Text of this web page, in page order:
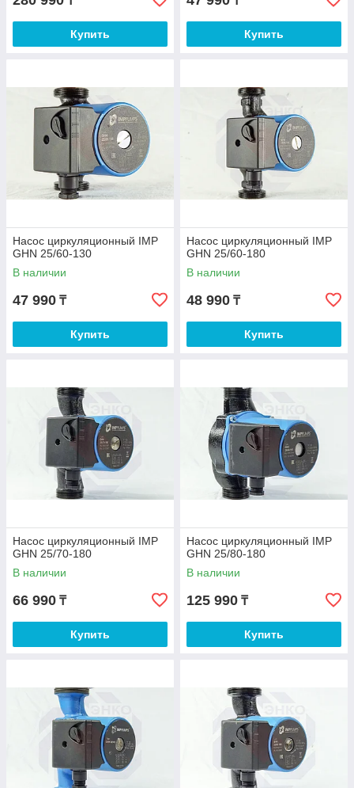
Купить Купить
Насос циркуляционный IMP
GHN 25/60-130
В наличии
47 990 ₸
Купить
Насос циркуляционный IMP
GHN 25/60-180
В наличии
48 990 ₸
Купить
Насос циркуляционный IMP
GHN 25/70-180
В наличии
66 990 ₸
Купить
Насос циркуляционный IMP
GHN 25/80-180
В наличии
125 990 ₸
Купить